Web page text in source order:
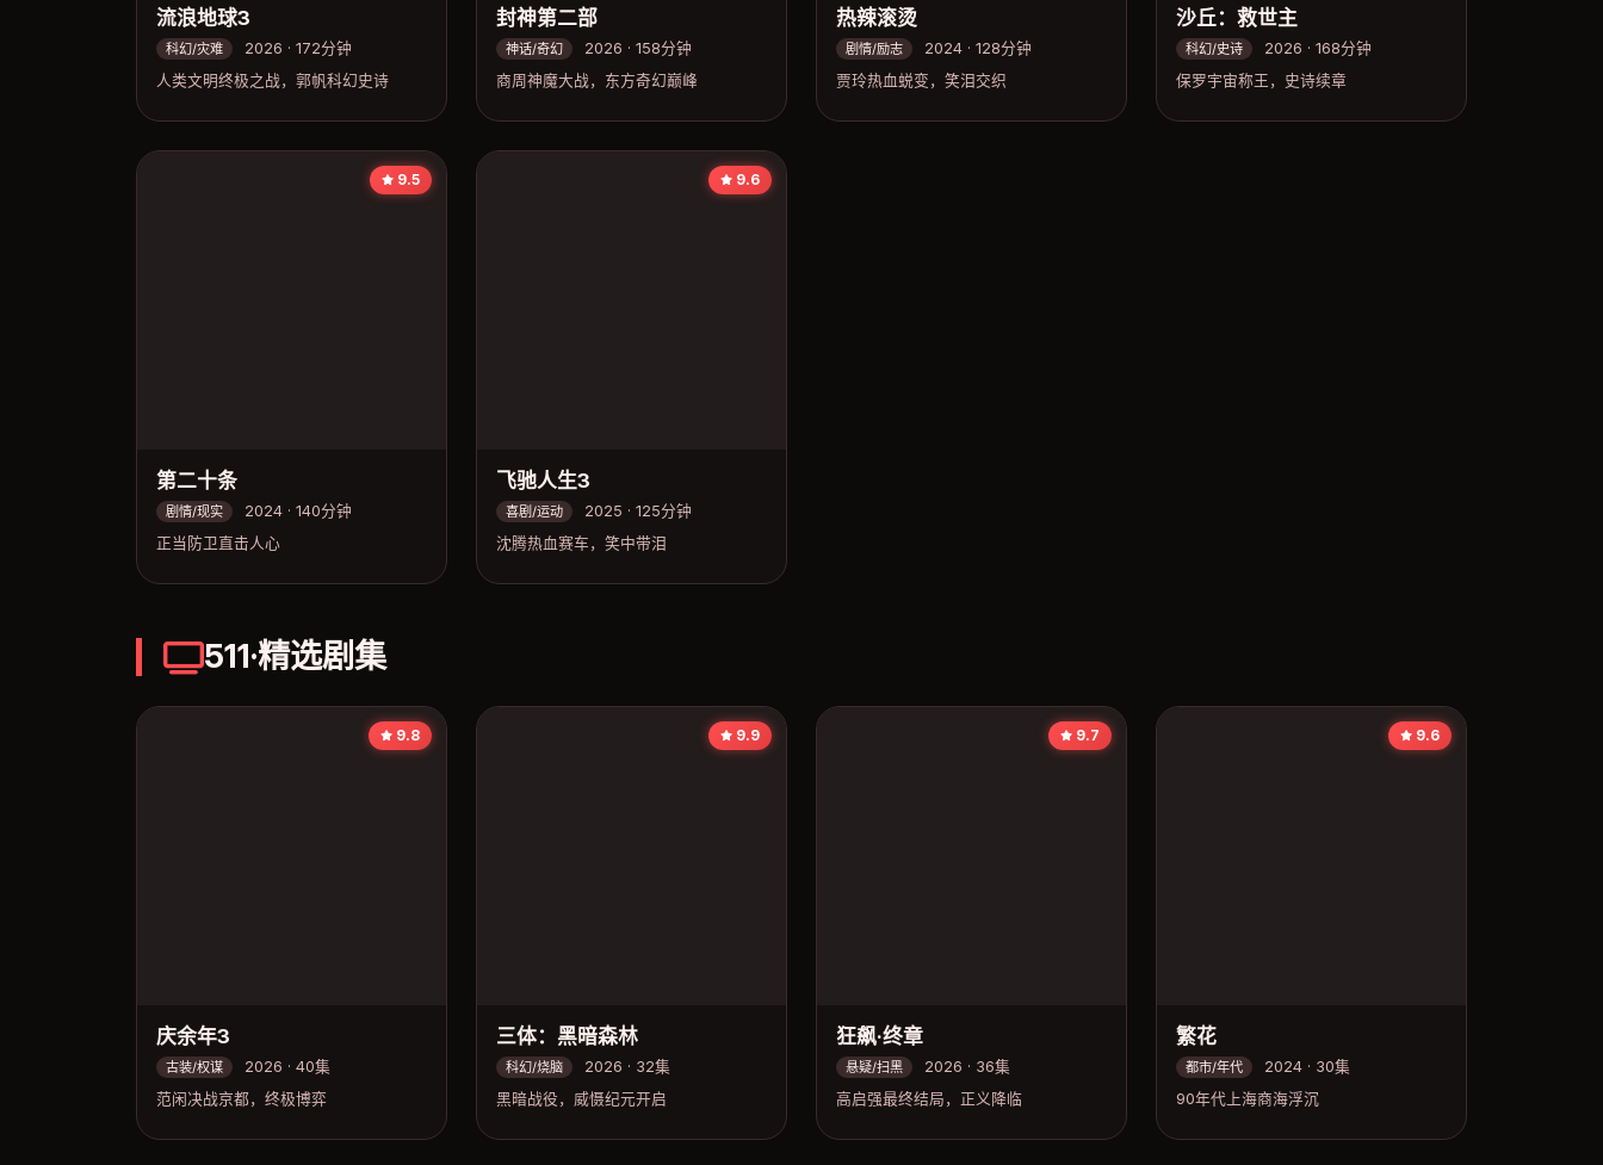
流浪地球3
科幻/灾难
2026 · 172分钟
人类文明终极之战，郭帆科幻史诗
封神第二部
神话/奇幻
2026 · 158分钟
商周神魔大战，东方奇幻巅峰
热辣滚烫
剧情/励志
2024 · 128分钟
贾玲热血蜕变，笑泪交织
沙丘：救世主
科幻/史诗
2026 · 168分钟
保罗宇宙称王，史诗续章
9.5
第二十条
剧情/现实
2024 · 140分钟
正当防卫直击人心
9.6
飞驰人生3
喜剧/运动
2025 · 125分钟
沈腾热血赛车，笑中带泪
511·精选剧集
9.8
庆余年3
古装/权谋
2026 · 40集
范闲决战京都，终极博弈
9.9
三体：黑暗森林
科幻/烧脑
2026 · 32集
黑暗战役，威慑纪元开启
9.7
狂飙·终章
悬疑/扫黑
2026 · 36集
高启强最终结局，正义降临
9.6
繁花
都市/年代
2024 · 30集
90年代上海商海浮沉